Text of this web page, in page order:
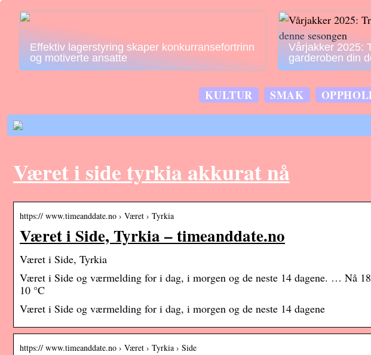
Effektiv lagerstyring skaper konkurransefortrinn
og motiverte ansatte
Vårjakker 2025:
garderoben din
KULTUR SMAK
Været i side tyrkia akkurat nå
https:// www.timeanddate.no › Været › Tyrkia
Været i Side, Tyrkia – timeanddate.no
Været i Side, Tyrkia
Været i Side og værmelding for i dag, i morgen og de neste 14 dagene. … Nå
10 °C
Været i Side og værmelding for i dag, i morgen og de neste 14 dagene
https:// www.timeanddate.no › Været › Tyrkia › Side